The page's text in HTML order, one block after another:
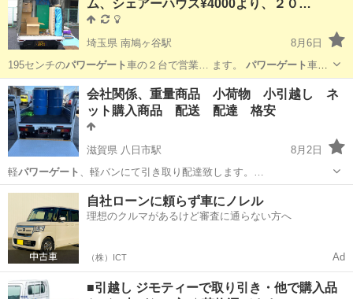
ム、シェアーハウス¥4000より、２０…
埼玉県 南鳩ヶ谷駅
8月6日
195センチのパワーゲート車の２台で営業… ます。 パワーゲート車は
３５０キロ…
埼玉 川口市 南鳩ヶ谷駅 引っ越し パワーゲート
会社関係、重量商品 小荷物 小引越し ネ
ット購入商品 配送 配達 格安
滋賀県 八日市駅
8月2日
軽パワーゲート 、軽バンにて引き取り配達致します。…
滋賀 東近江市 運搬代行
自社ローンに頼らず車にノレル
理想のクルマがあるけど審査に通らない方へ
（株）ICT Ad
■引越し ジモティーで取り引き・他で購入品